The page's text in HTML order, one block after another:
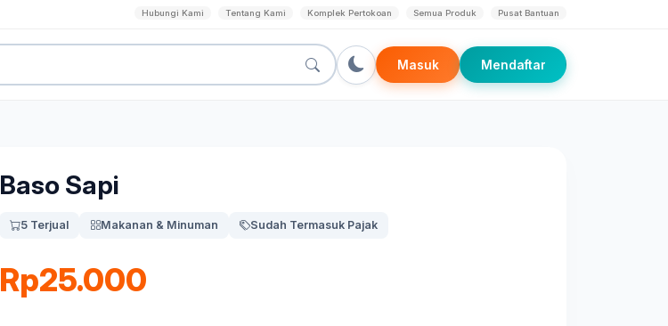
Hubungi Kami Tentang Kami Komplek Pertokoan Semua Produk Pusat Bantuan
Masuk Mendaftar
Baso Sapi
5 Terjual Makanan & Minuman Sudah Termasuk Pajak
Rp25.000